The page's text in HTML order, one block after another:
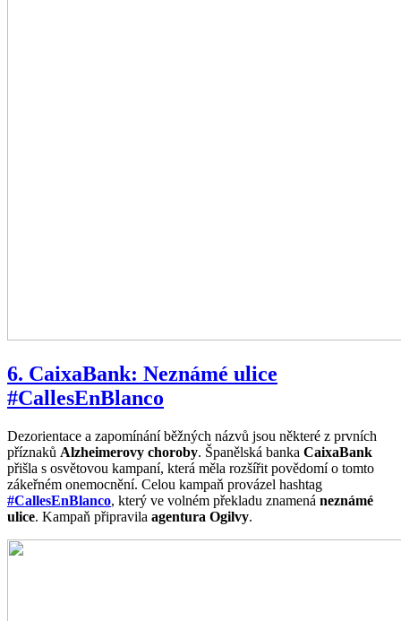
6. CaixaBank: Neznámé ulice
#CallesEnBlanco
Dezorientace a zapomínání běžných názvů jsou některé z prvních
příznaků Alzheimerovy choroby. Španělská banka CaixaBank
přišla s osvětovou kampaní, která měla rozšířit povědomí o tomto
zákeřném onemocnění. Celou kampaň provázel hashtag
#CallesEnBlanco, který ve volném překladu znamená neznámé
ulice. Kampaň připravila agentura Ogilvy.